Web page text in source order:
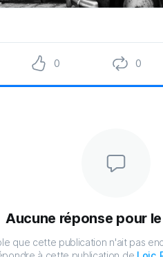
0 0
Aucune réponse pour
que cette publication n'ait pas